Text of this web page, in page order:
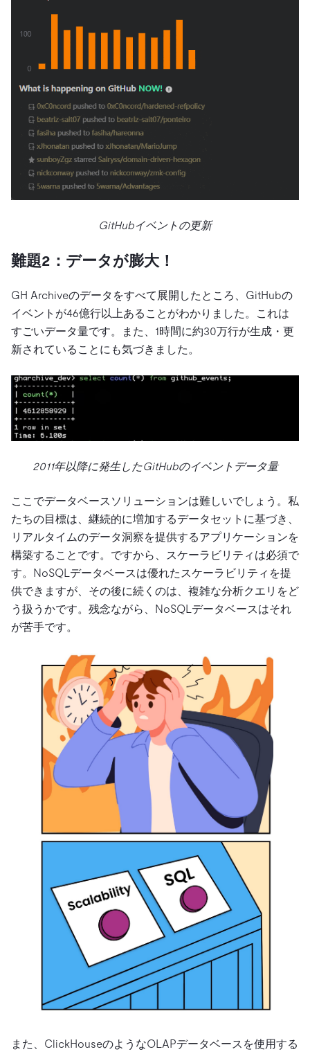
GitHubイベントの更新
難題2：データが膨大！
GH Archiveのデータをすべて展開したところ、GitHubの
イベントが46億行以上あることがわかりました。これは
すごいデータ量です。また、1時間に約30万行が生成・更
新されていることにも気づきました。
2011年以降に発生したGitHubのイベントデータ量
ここでデータベースソリューションは難しいでしょう。私
たちの目標は、継続的に増加するデータセットに基づき、
リアルタイムのデータ洞察を提供するアプリケーションを
構築することです。ですから、スケーラビリティは必須で
す。NoSQLデータベースは優れたスケーラビリティを提
供できますが、その後に続くのは、複雑な分析クエリをど
う扱うかです。残念ながら、NoSQLデータベースはそれ
が苦手です。
また、ClickHouseのようなOLAPデータベースを使用する